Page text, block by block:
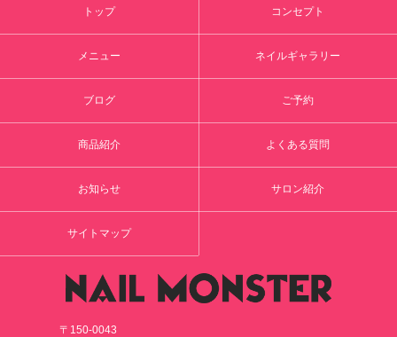
トップ コンセプト
メニュー ネイルギャラリー
ブログ ご予約
商品紹介 よくある質問
お知らせ サロン紹介
サイトマップ
〒150-0043